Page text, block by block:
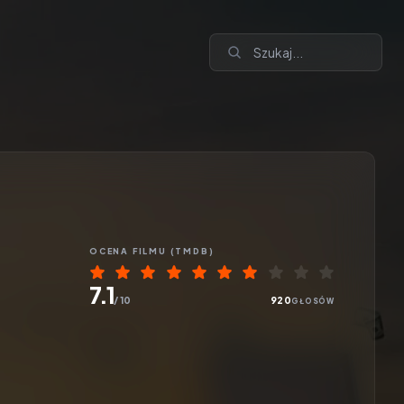
OCENA FILMU (TMDB)
7.1/ 10 920 GŁOSÓW